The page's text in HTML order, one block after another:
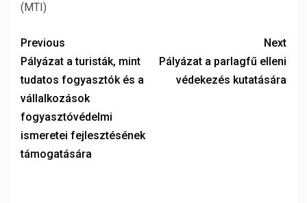
(MTI)
Previous
Pályázat a turisták, mint
tudatos fogyasztók és a
vállalkozások
fogyasztóvédelmi
ismeretei fejlesztésének
támogatására
Next
Pályázat a parlagfű elleni
védekezés kutatására